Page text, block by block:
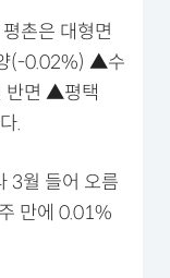
촌은 대형면
(-0.02%) ▲수
면 ▲평택
.
3월 들어 오름
만에 0.01%